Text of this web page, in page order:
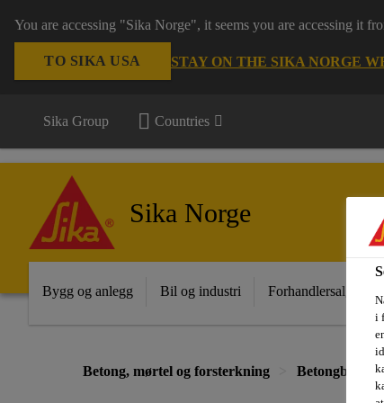
You are accessing "Sika Norge", it seems you are accessing it
TO SIKA USA STAY ON THE SIKA NORGE
Sika Group Countries
Sika Norge
Bygg og anlegg Bil og industri Forhandlersalg
Betong, mørtel og forsterkning
i